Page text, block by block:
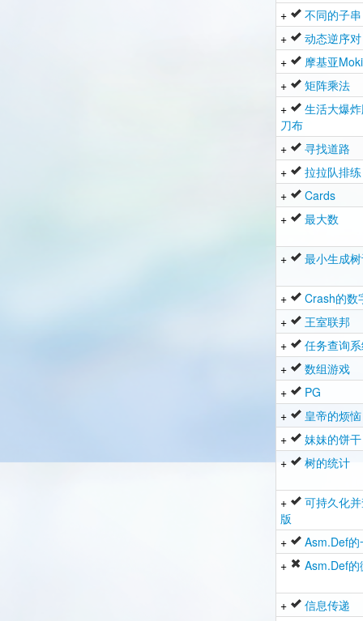
+
不同的子串
+
动态逆序对
+
摩基亚
+
矩阵乘法
+
生活大爆
刀布
+
寻找道路
+
拉拉队排练
+
Cards
+
最大数
+ 最小生成
+
Crash的数
+
王室联邦
+
任务查询
+
数组游戏
+
PG
+
皇帝的烦恼
+
妹妹的饼干
+
树的统计
+
可持久化
版
+
Asm.Def的
+
Asm.Def
+
信息传递